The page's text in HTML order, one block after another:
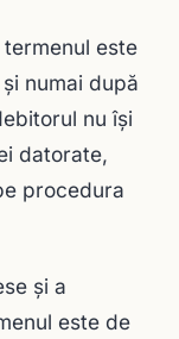
este
numai după
nu îşi
datorate,
procedura
şi a
este de